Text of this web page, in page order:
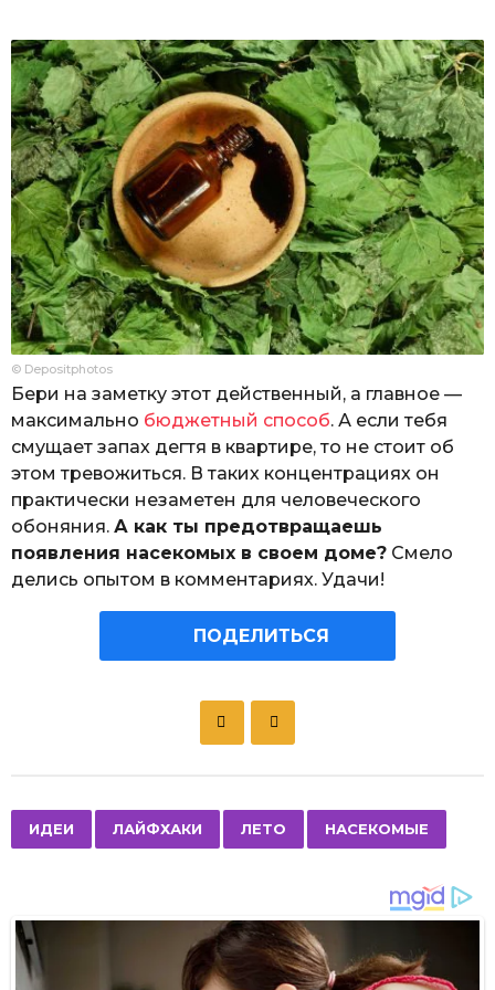
© Depositphotos
Бери на заметку этот действенный, а главное —
максимально бюджетный способ. А если тебя
смущает запах дегтя в квартире, то не стоит об
этом тревожиться. В таких концентрациях он
практически незаметен для человеческого
обоняния. А как ты предотвращаешь
появления насекомых в своем доме? Смело
делись опытом в комментариях. Удачи!
ПОДЕЛИТЬСЯ
a
i
n
a
ИДЕИ ЛАЙФХАКИ ЛЕТО НАСЕКОМЫЕ